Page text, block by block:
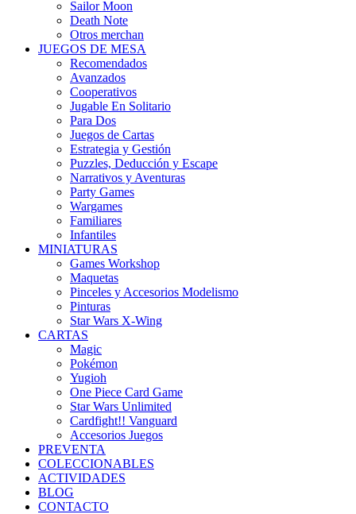
Sailor Moon
Death Note
Otros merchan
JUEGOS DE MESA
Recomendados
Avanzados
Cooperativos
Jugable En Solitario
Para Dos
Juegos de Cartas
Estrategia y Gestión
Puzzles, Deducción y Escape
Narrativos y Aventuras
Party Games
Wargames
Familiares
Infantiles
MINIATURAS
Games Workshop
Maquetas
Pinceles y Accesorios Modelismo
Pinturas
Star Wars X-Wing
CARTAS
Magic
Pokémon
Yugioh
One Piece Card Game
Star Wars Unlimited
Cardfight!! Vanguard
Accesorios Juegos
PREVENTA
COLECCIONABLES
ACTIVIDADES
BLOG
CONTACTO